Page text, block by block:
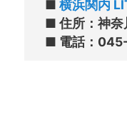
■ 横浜関内
■ 住所：神奈